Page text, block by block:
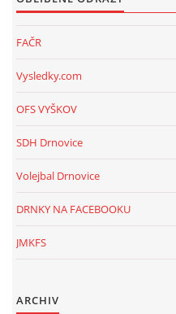
FAČR
Vysledky.com
OFS VYŠKOV
SDH Drnovice
Volejbal Drnovice
DRNKY NA FACEBOOKU
JMKFS
ARCHIV